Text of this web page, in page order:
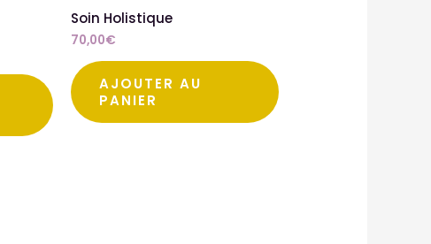
Soin Holistique
70,00€
AJOUTER AU
PANIER